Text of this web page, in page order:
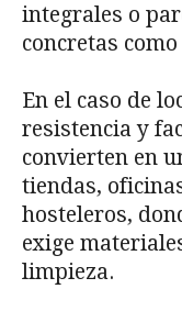
integrales o
concretas
En el caso de
resistencia y
convierten en
tiendas,
hosteleros,
exige
limpieza.